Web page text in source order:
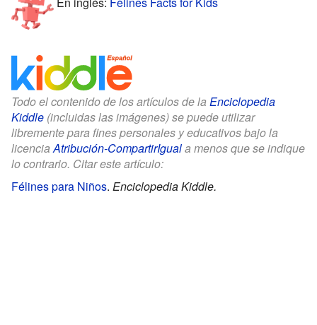
Todo el contenido de los artículos de la Enciclopedia
Kiddle (incluidas las imágenes) se puede utilizar
libremente para fines personales y educativos bajo la
licenciaAtribución-CompartirIguala menos que se indique
lo contrario. Citar este artículo:
Félines para Niños. Enciclopedia Kiddle.